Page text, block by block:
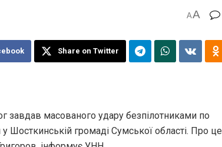
AA
Share on Twitter
завдав масованого удару безпілотниками по
у Шосткинській громаді Сумської області. Про це